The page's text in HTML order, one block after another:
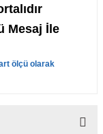
Mesaj İle
ölçü olarak